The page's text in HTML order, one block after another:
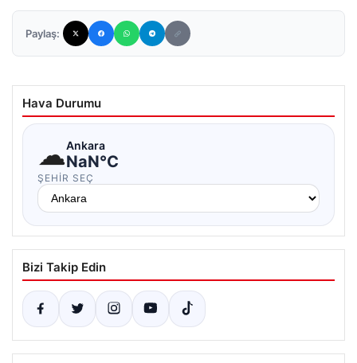
Paylaş:
Hava Durumu
☁Ankara
NaN°C
ŞEHIR SEÇ
Bizi Takip Edin